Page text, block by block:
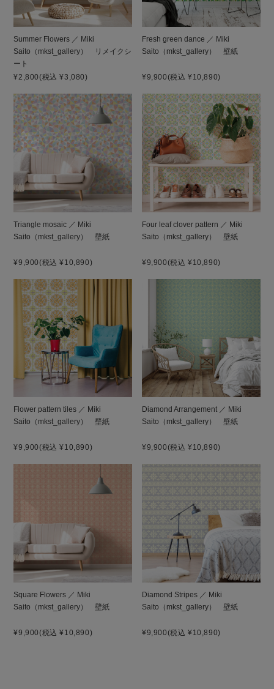
Summer Flowers ／ Miki
Saito（mkst_gallery） リメイクシ
ート
¥2,800(税込 ¥3,080)
Fresh green dance ／ Miki
Saito（mkst_gallery） 壁紙
¥9,900(税込 ¥10,890)
Triangle mosaic ／ Miki
Saito（mkst_gallery） 壁紙
¥9,900(税込 ¥10,890)
Four leaf clover pattern ／ Miki
Saito（mkst_gallery） 壁紙
¥9,900(税込 ¥10,890)
Flower pattern tiles ／ Miki
Saito（mkst_gallery） 壁紙
¥9,900(税込 ¥10,890)
Diamond Arrangement ／ Miki
Saito（mkst_gallery） 壁紙
¥9,900(税込 ¥10,890)
Square Flowers ／ Miki
Saito（mkst_gallery） 壁紙
¥9,900(税込 ¥10,890)
Diamond Stripes ／ Miki
Saito（mkst_gallery） 壁紙
¥9,900(税込 ¥10,890)